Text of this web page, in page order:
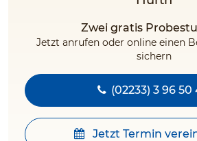
Zwei gratis
Jetzt anrufen oder online einen
sichern
(02233) 3 96 50
Jetzt Termin